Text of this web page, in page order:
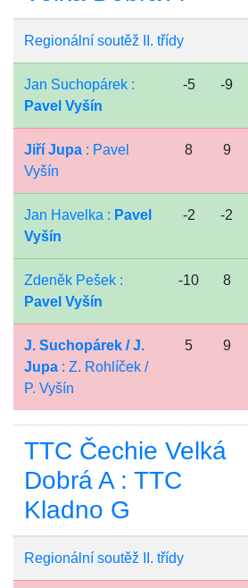
Regionální soutěž II. třídy
Jan Suchopárek :
Pavel Vyšín
-5 -9
Jiří Jupa : Pavel
Vyšín
8 9
Jan Havelka : Pavel
Vyšín
-2 -2
Zdeněk Pešek :
Pavel Vyšín
-10 8
J. Suchopárek / J.
Jupa : Z. Rohlíček /
P. Vyšín
5 9
TTC Čechie Velká
Dobrá A : TTC
Kladno G
Regionální soutěž II. třídy